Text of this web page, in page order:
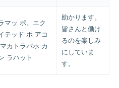
マッ ポ。エク
テッド ポ アコ
カトラバホ カ
ラハット
助かります。
皆さんと働け
るのを楽しみ
にしていま
す。